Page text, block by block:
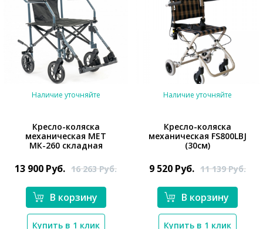
*}
Наличие уточняйте
Кресло-коляска
механическая МЕТ
МК-260 складная
13 900 Руб. 16 263Руб.
В корзину
Купить в 1 клик
*}
Наличие уточняйте
Кресло-коляска
механическая FS800LBJ
(30см)
9 520 Руб. 11 139Руб.
В корзину
Купить в 1 клик